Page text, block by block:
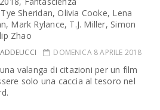
Sheridan, Olivia Cooke, Lena
Mark Rylance, T.J. Miller, Simon
Zhao
DOMENICA 8 APRILE 2018
valanga di citazioni per un film
solo una caccia al tesoro nel